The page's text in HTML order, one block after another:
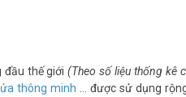
đầu thế giới(Theo số liệu thống kê
thông minh … được sử dụng